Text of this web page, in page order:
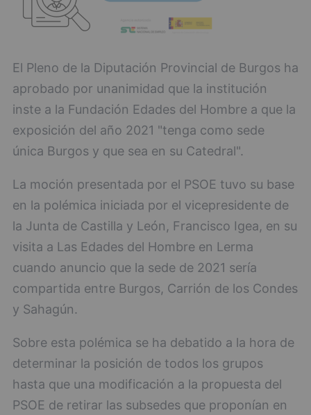
El Pleno de la Diputación Provincial de Burgos ha
aprobado por unanimidad que la institución
inste a la Fundación Edades del Hombre a que la
exposición del año 2021 "tenga como sede
única Burgos y que sea en su Catedral".
La moción presentada por el PSOE tuvo su base
en la polémica iniciada por el vicepresidente de
la Junta de Castilla y León, Francisco Igea, en su
visita a Las Edades del Hombre en Lerma
cuando anuncio que la sede de 2021 sería
compartida entre Burgos, Carrión de los Condes
y Sahagún.
Sobre esta polémica se ha debatido a la hora de
determinar la posición de todos los grupos
hasta que una modificación a la propuesta del
PSOE de retirar las subsedes que proponían en